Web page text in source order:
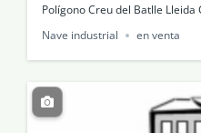
Polígono Creu del Batlle Lleida
Nave industrial
en venta